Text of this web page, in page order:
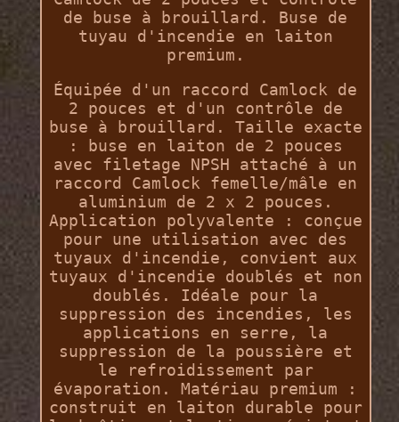
de buse à brouillard. Buse de
tuyau d'incendie en laiton
premium.
Équipée d'un raccord Camlock de
2 pouces et d'un contrôle de
buse à brouillard. Taille exacte
: buse en laiton de 2 pouces
avec filetage NPSH attaché à un
raccord Camlock femelle/mâle en
aluminium de 2 x 2 pouces.
Application polyvalente : conçue
pour une utilisation avec des
tuyaux d'incendie, convient aux
tuyaux d'incendie doublés et non
doublés. Idéale pour la
suppression des incendies, les
applications en serre, la
suppression de la poussière et
le refroidissement par
évaporation. Matériau premium :
construit en laiton durable pour